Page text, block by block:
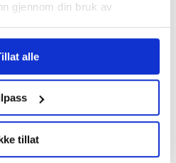
gjennom din bruk av
alle
tillat
Se om du
krav på gratis
å vite det
for å bli enige
lønna. Sjekk hele
her